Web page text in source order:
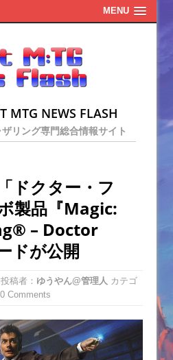
MENU
MTG NEWS FLASH
リング専門総合情報サイト
ドクター・フ
製品『Magic:
– Doctor
ドが公開
投稿者： ゆうやん@管理人 カテゴ
Comments